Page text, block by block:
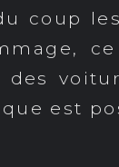
coup
est